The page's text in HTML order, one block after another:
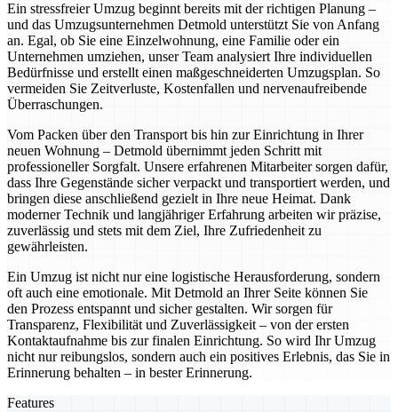
Ein stressfreier Umzug beginnt bereits mit der richtigen Planung –
und das Umzugsunternehmen Detmold unterstützt Sie von Anfang
an. Egal, ob Sie eine Einzelwohnung, eine Familie oder ein
Unternehmen umziehen, unser Team analysiert Ihre individuellen
Bedürfnisse und erstellt einen maßgeschneiderten Umzugsplan. So
vermeiden Sie Zeitverluste, Kostenfallen und nervenaufreibende
Überraschungen.
Vom Packen über den Transport bis hin zur Einrichtung in Ihrer
neuen Wohnung – Detmold übernimmt jeden Schritt mit
professioneller Sorgfalt. Unsere erfahrenen Mitarbeiter sorgen dafür,
dass Ihre Gegenstände sicher verpackt und transportiert werden, und
bringen diese anschließend gezielt in Ihre neue Heimat. Dank
moderner Technik und langjähriger Erfahrung arbeiten wir präzise,
zuverlässig und stets mit dem Ziel, Ihre Zufriedenheit zu
gewährleisten.
Ein Umzug ist nicht nur eine logistische Herausforderung, sondern
oft auch eine emotionale. Mit Detmold an Ihrer Seite können Sie
den Prozess entspannt und sicher gestalten. Wir sorgen für
Transparenz, Flexibilität und Zuverlässigkeit – von der ersten
Kontaktaufnahme bis zur finalen Einrichtung. So wird Ihr Umzug
nicht nur reibungslos, sondern auch ein positives Erlebnis, das Sie in
Erinnerung behalten – in bester Erinnerung.
Features